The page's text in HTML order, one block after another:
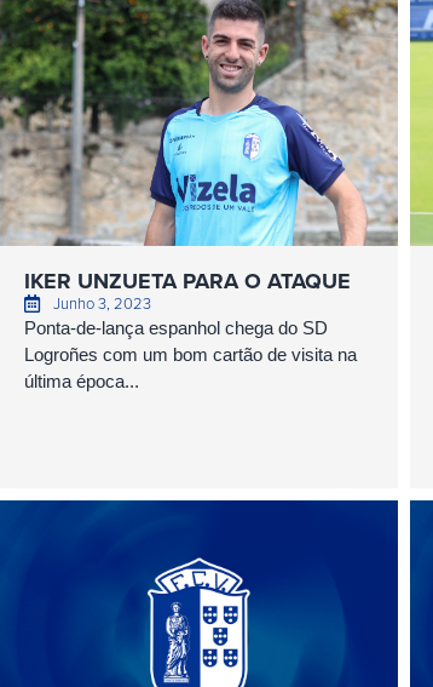
IKER UNZUETA PARA O ATAQUE
Junho 3, 2023
Ponta-de-lança espanhol chega do SD
Logroñes com um bom cartão de visita na
última época...